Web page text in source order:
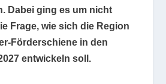
Dabei ging es um nicht
Frage, wie sich die Region
Förderschiene in den
entwickeln soll.